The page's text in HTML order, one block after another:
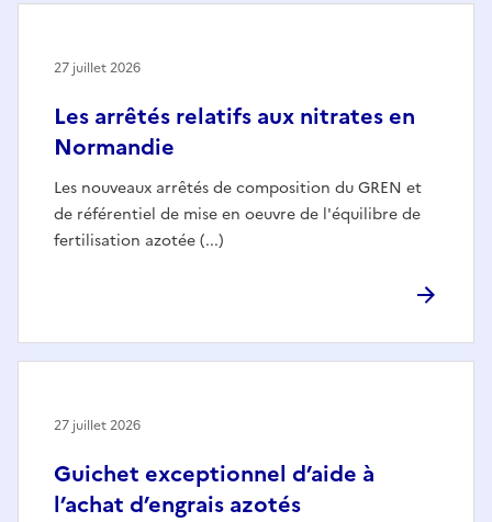
Les arrêtés relatifs aux nitrates en
Normandie
Les nouveaux arrêtés de composition du GREN et
de référentiel de mise en oeuvre de l'équilibre de
fertilisation azotée (...)
27 juillet 2026
Guichet exceptionnel d’aide à
l’achat d’engrais azotés
27 juillet 2026